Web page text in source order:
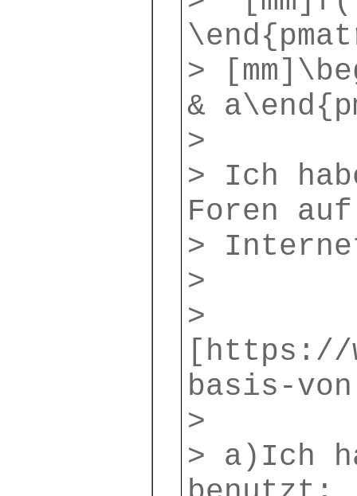
>
&
>
> Ich
Foren
>
>
>
[https://
basis-
>
> a)Ich